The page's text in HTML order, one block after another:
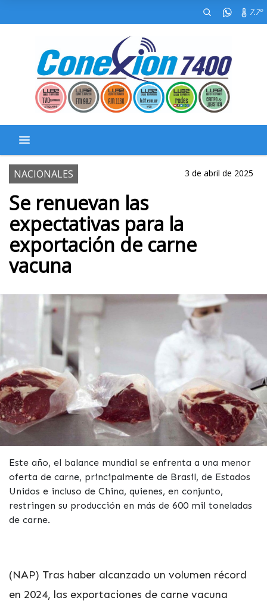
7.7º
NACIONALES 3 de abril de 2025
Se renuevan las
expectativas para la
exportación de carne
vacuna
Este año, el balance mundial se enfrenta a una menor
oferta de carne, principalmente de Brasil, de Estados
Unidos e incluso de China, quienes, en conjunto,
restringen su producción en más de 600 mil toneladas
de carne.
(NAP) Tras haber alcanzado un volumen récord
en 2024, las exportaciones de carne vacuna